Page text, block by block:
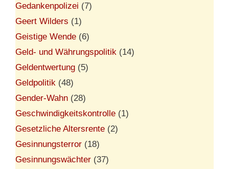
Gedankenpolizei (7)
Geert Wilders (1)
Geistige Wende (6)
Geld- und Währungspolitik (14)
Geldentwertung (5)
Geldpolitik (48)
Gender-Wahn (28)
Geschwindigkeitskontrolle (1)
Gesetzliche Altersrente (2)
Gesinnungsterror (18)
Gesinnungswächter (37)